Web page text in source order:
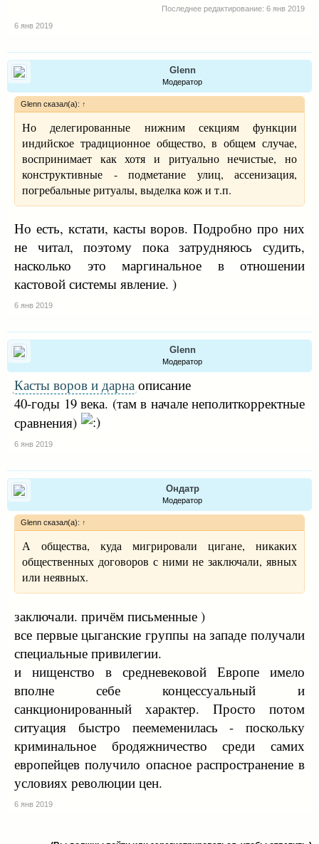
Последнее редактирование: 6 янв 2019
6 янв 2019
Glenn
Модератор
Glenn сказал(а): ↑
Но делегированные нижним секциям функции
индийское традиционное общество, в общем случае,
воспринимает как хотя и ритуально нечистые, но
конструктивные - подметание улиц, ассенизация,
погребальные ритуалы, выделка кож и т.п.
Но есть, кстати, касты воров. Подробно про них
не читал, поэтому пока затрудняюсь судить,
насколько это маргинальное в отношении
кастовой системы явление. )
6 янв 2019
Glenn
Модератор
Касты воров и дарна описание
40-годы 19 века. (там в начале неполиткорректные
сравнения)
6 янв 2019
Ондатр
Модератор
Glenn сказал(а): ↑
А общества, куда мигрировали цигане, никаких
общественных договоров с ними не заключали, явных
или неявных.
заключали. причём письменные )
все первые цыганские группы на западе получали
специальные привилегии.
и нищенство в средневековой Европе имело
вполне себе концессуальный и
санкционированный характер. Просто потом
ситуация быстро пеемеменилась - поскольку
криминальное бродяжничество среди самих
европейцев получило опасное распространение в
условиях революции цен.
6 янв 2019